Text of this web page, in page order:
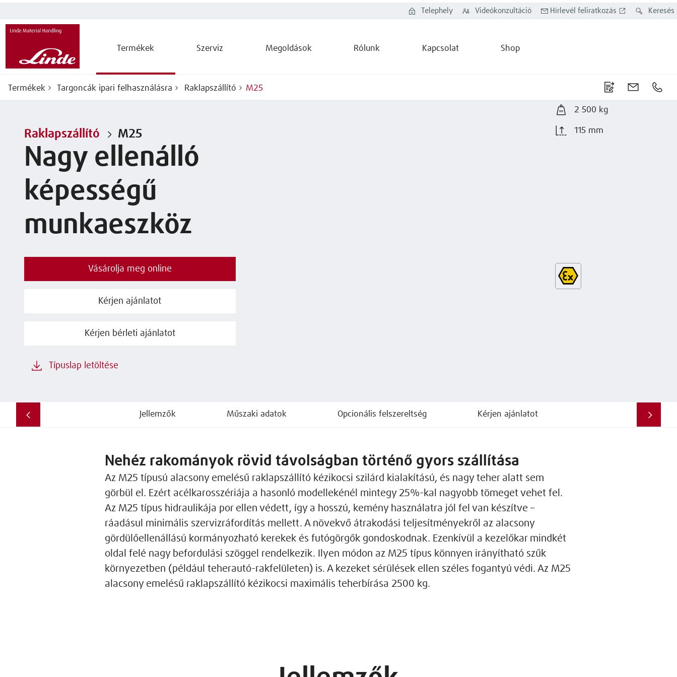
Termékek Szerviz Megoldások Rólunk Kapcsolat Shop
Keresés
Hírlevél feliratkozás
Videókonzultáció
Telephely
Termékek Targoncák ipari felhasználásra Raklapszállító M25
2 500 kg
115 mm
Raklapszállító M25
Nagy ellenálló
képességű
munkaeszköz
Vásárolja meg online
Kérjen ajánlatot
Kérjen bérleti ajánlatot
Típuslap letöltése
Jellemzők Műszaki adatok Opcionális felszereltség Kérjen ajánlatot
Nehéz rakományok rövid távolságban történő gyors szállítása
Az M25 típusú alacsony emelésű raklapszállító kézikocsi szilárd kialakítású, és nagy teher alatt sem
görbül el. Ezért acélkarosszériája a hasonló modellekénél mintegy 25%-kal nagyobb tömeget vehet fel.
Az M25 típus hidraulikája por ellen védett, így a hosszú, kemény használatra jól fel van készítve –
ráadásul minimális szervizráfordítás mellett. A növekvő átrakodási teljesítményekről az alacsony
gördülőellenállású kormányozható kerekek és futógörgők gondoskodnak. Ezenkívül a kezelőkar mindkét
oldal felé nagy befordulási szöggel rendelkezik. Ilyen módon az M25 típus könnyen irányítható szűk
környezetben (például teherautó-rakfelületen) is. A kezeket sérülések ellen széles fogantyú védi. Az M25
alacsony emelésű raklapszállító kézikocsi maximális teherbírása 2500 kg.